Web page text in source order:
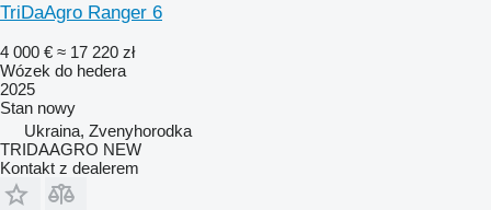
TriDaAgro Ranger 6
4 000 € ≈ 17 220 zł
Wózek do hedera
2025
Stan nowy
Ukraina, Zvenyhorodka
TRIDAAGRO NEW
Kontakt z dealerem